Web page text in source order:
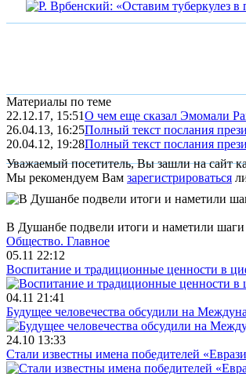
Материалы по теме
22.12.17, 15:51О чем еще сказал Эмомали
26.04.13, 16:25Полный текст послания
20.04.12, 19:28Полный текст послания
Уважаемый посетитель, Вы зашли на сайт
Мы рекомендуем Вам зарегистрироваться
В Душанбе подвели итоги и наметили шаги
Общество. Главное
05.11 22:12
Воспитание и традиционные ценности в
04.11 21:41
Будущее человечества обсудили на
24.10 13:33
Стали известны имена победителей